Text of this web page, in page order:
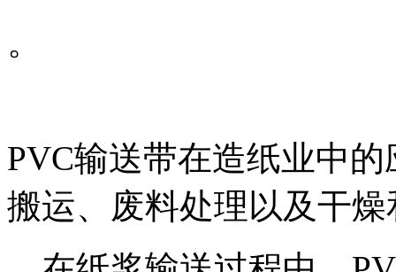
。
PVC输送带在造纸业中
搬运、废料处理以及干